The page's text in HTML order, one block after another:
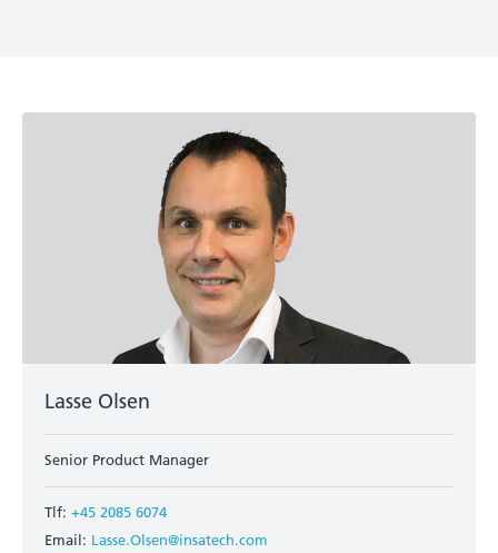
Lasse Olsen
Senior Product Manager
Tlf: +45 2085 6074
Email: Lasse.Olsen@insatech.com